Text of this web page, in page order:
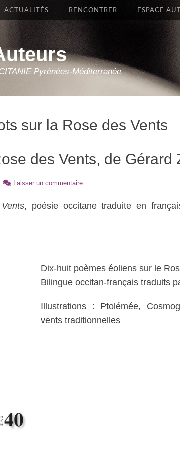
Pyrénées-Méditerranée
ACTUALITÉS RENCONTRER ESPACE
sur la Rose des Vents
des Vents, de Gérard
Laisser un commentaire
, poésie occitane traduite en
Dix-huit poèmes éoliens sur le
Bilingue occitan-français traduits
Illustrations : Ptolémée,
vents traditionnelles